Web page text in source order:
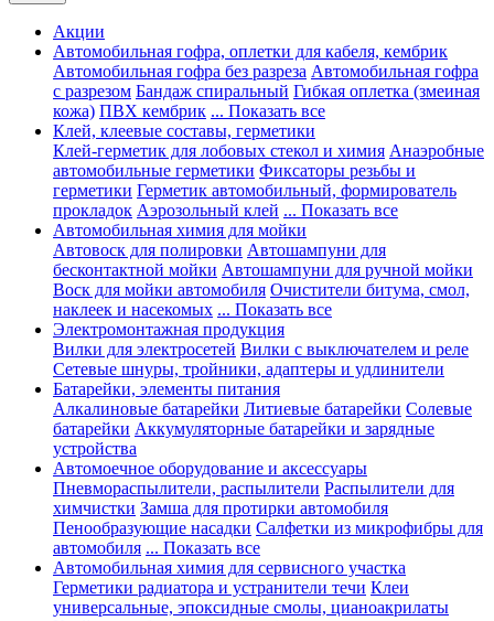
Акции
Автомобильная гофра, оплетки для кабеля, кембрик
Автомобильная гофра без разреза Автомобильная гофра
с разрезом Бандаж спиральный Гибкая оплетка (змеиная
кожа) ПВХ кембрик ... Показать все
Клей, клеевые составы, герметики
Клей-герметик для лобовых стекол и химия Анаэробные
автомобильные герметики Фиксаторы резьбы и
герметики Герметик автомобильный, формирователь
прокладок Аэрозольный клей ... Показать все
Автомобильная химия для мойки
Автовоск для полировки Автошампуни для
бесконтактной мойки Автошампуни для ручной мойки
Воск для мойки автомобиля Очистители битума, смол,
наклеек и насекомых ... Показать все
Электромонтажная продукция
Вилки для электросетей Вилки с выключателем и реле
Сетевые шнуры, тройники, адаптеры и удлинители
Батарейки, элементы питания
Алкалиновые батарейки Литиевые батарейки Солевые
батарейки Аккумуляторные батарейки и зарядные
устройства
Автомоечное оборудование и аксессуары
Пневмораспылители, распылители Распылители для
химчистки Замша для протирки автомобиля
Пенообразующие насадки Салфетки из микрофибры для
автомобиля ... Показать все
Автомобильная химия для сервисного участка
Герметики радиатора и устранители течи Клеи
универсальные, эпоксидные смолы, цианоакрилаты